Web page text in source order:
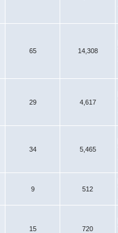
65 14,308
29 4,617
34 5,465
9 512
15 720